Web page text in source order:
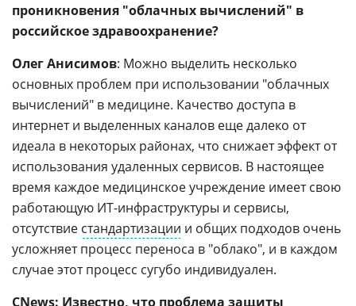
проникновения "облачных вычислений" в
российское здравоохранение?
Олег Анисимов: Можно выделить несколько
основных проблем при использовании "облачных
вычислений" в медицине. Качество доступа в
интернет и выделенных каналов еще далеко от
идеала в некоторых районах, что снижает эффект от
использования удаленных сервисов. В настоящее
время каждое медицинское учреждение имеет свою
работающую ИТ-инфраструктуры и сервисы,
отсутствие стандартизации и общих подходов очень
усложняет процесс переноса в "облако", и в каждом
случае этот процесс сугубо индивидуален.
CNews: Известно, что проблема защиты